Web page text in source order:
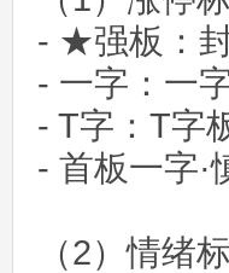
- ★强板：
- 一字：一
- T字：T字
- 首板一字·
（2）情绪